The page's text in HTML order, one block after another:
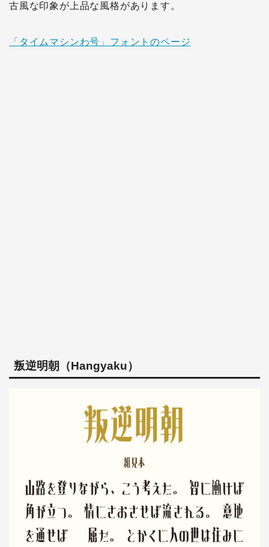
古風な印象が上品な風格があります。
「タイムマシンわ号」フォントのページ
叛逆明朝（Hangyaku）